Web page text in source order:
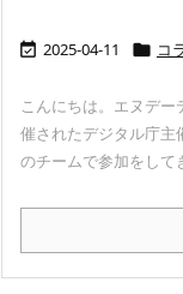
 2025-04-11  コ
こんにちは。エヌデー
催されたデジタル庁主
のチームで参加をして